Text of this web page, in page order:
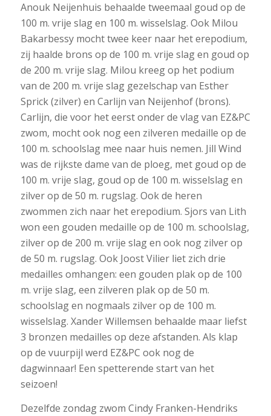
Anouk Neijenhuis behaalde tweemaal goud op de
100 m. vrije slag en 100 m. wisselslag. Ook Milou
Bakarbessy mocht twee keer naar het erepodium,
zij haalde brons op de 100 m. vrije slag en goud op
de 200 m. vrije slag. Milou kreeg op het podium
van de 200 m. vrije slag gezelschap van Esther
Sprick (zilver) en Carlijn van Neijenhof (brons).
Carlijn, die voor het eerst onder de vlag van EZ&PC
zwom, mocht ook nog een zilveren medaille op de
100 m. schoolslag mee naar huis nemen. Jill Wind
was de rijkste dame van de ploeg, met goud op de
100 m. vrije slag, goud op de 100 m. wisselslag en
zilver op de 50 m. rugslag. Ook de heren
zwommen zich naar het erepodium. Sjors van Lith
won een gouden medaille op de 100 m. schoolslag,
zilver op de 200 m. vrije slag en ook nog zilver op
de 50 m. rugslag. Ook Joost Vilier liet zich drie
medailles omhangen: een gouden plak op de 100
m. vrije slag, een zilveren plak op de 50 m.
schoolslag en nogmaals zilver op de 100 m.
wisselslag. Xander Willemsen behaalde maar liefst
3 bronzen medailles op deze afstanden. Als klap
op de vuurpijl werd EZ&PC ook nog de
dagwinnaar! Een spetterende start van het
seizoen!
Dezelfde zondag zwom Cindy Franken-Hendriks